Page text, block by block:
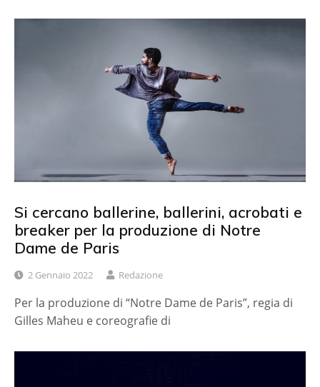
Si cercano ballerine, ballerini, acrobati e
breaker per la produzione di Notre
Dame de Paris
2 Gennaio 2022 Redazione
Per la produzione di “Notre Dame de Paris”, regia di
Gilles Maheu e coreografie di